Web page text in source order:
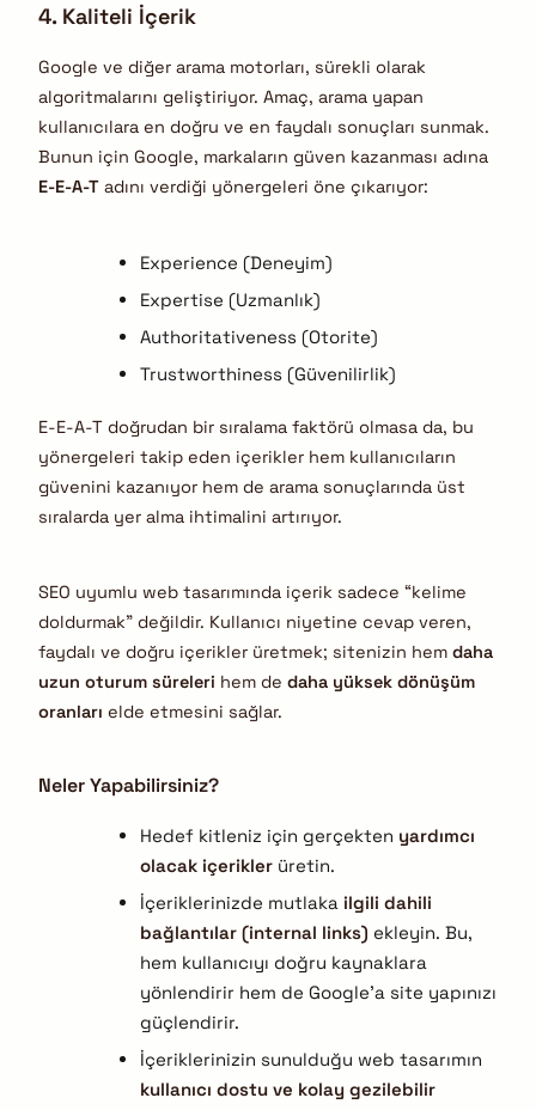
4. Kaliteli İçerik
Google ve diğer arama motorları, sürekli olarak
algoritmalarını geliştiriyor. Amaç, arama yapan
kullanıcılara en doğru ve en faydalı sonuçları sunmak.
Bunun için Google, markaların güven kazanması adına
E-E-A-T adını verdiği yönergeleri öne çıkarıyor:
Experience (Deneyim)
Expertise (Uzmanlık)
Authoritativeness (Otorite)
Trustworthiness (Güvenilirlik)
E-E-A-T doğrudan bir sıralama faktörü olmasa da, bu
yönergeleri takip eden içerikler hem kullanıcıların
güvenini kazanıyor hem de arama sonuçlarında üst
sıralarda yer alma ihtimalini artırıyor.
SEO uyumlu web tasarımında içerik sadece “kelime
doldurmak” değildir. Kullanıcı niyetine cevap veren,
faydalı ve doğru içerikler üretmek; sitenizin hem daha
uzun oturum süreleri hem de daha yüksek dönüşüm
oranları elde etmesini sağlar.
Neler Yapabilirsiniz?
Hedef kitleniz için gerçekten yardımcı
olacak içeriklerüretin.
İçeriklerinizde mutlaka ilgili dahili
bağlantılar (internal links) ekleyin. Bu,
hem kullanıcıyı doğru kaynaklara
yönlendirir hem de Google’a site yapınızı
güçlendirir.
İçeriklerinizin sunulduğu web tasarımın
kullanıcı dostu ve kolay gezilebilir